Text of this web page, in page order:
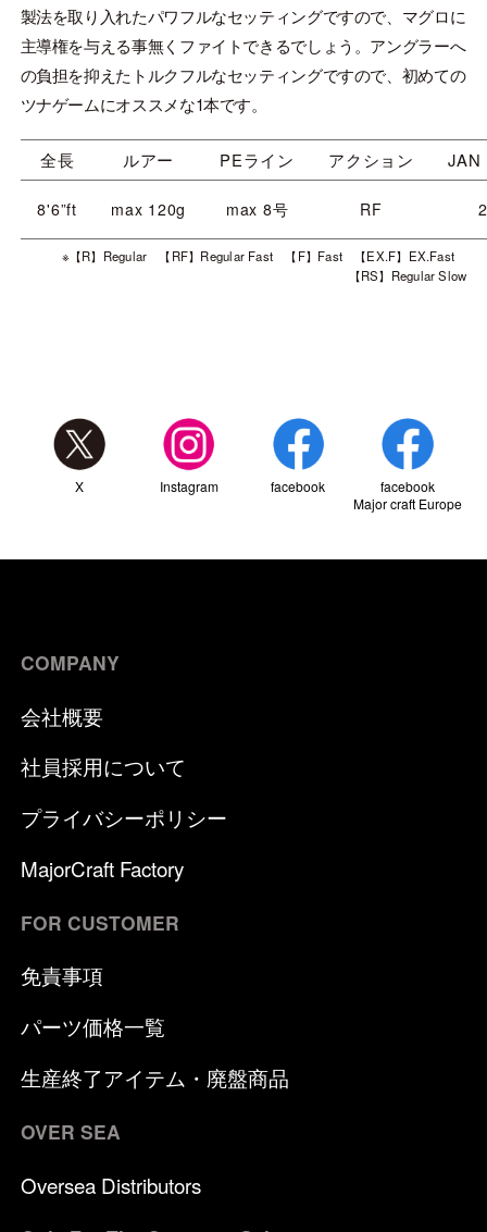
製法を取り入れたパワフルなセッティングですので、マグロに
主導権を与える事無くファイトできるでしょう。アングラーへ
の負担を抑えたトルクフルなセッティングですので、初めての
ツナゲームにオススメな1本です。
全長 ルアー PEライン アクション JAN
8'6”ft max 120g max 8号 RF
※【R】Regular 【RF】Regular Fast 【F】Fast 【EX.F】EX.Fast
【RS】Regular Slow
X Instagram facebook
facebook
Major craft Europe
COMPANY
会社概要
社員採用について
プライバシーポリシー
MajorCraft Factory
FOR CUSTOMER
免責事項
パーツ価格一覧
生産終了アイテム・廃盤商品
OVER SEA
Oversea Distributors